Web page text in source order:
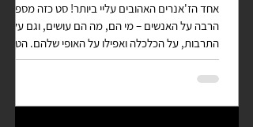
אחד הז'אנרים האהובים עליי ביותר! סט כזה מספר
הרבה על האנשים – מי הם, מה הם עושים, וגם על
התרבות, על הכלכלה ואפילו על האופי שלהם.